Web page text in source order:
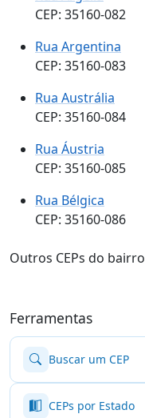
CEP: 35160-082
Rua Argentina
CEP: 35160-083
Rua Austrália
CEP: 35160-084
Rua Áustria
CEP: 35160-085
Rua Bélgica
CEP: 35160-086
Outros CEPs do bairro
Ferramentas
Buscar um CEP
CEPs por Estado